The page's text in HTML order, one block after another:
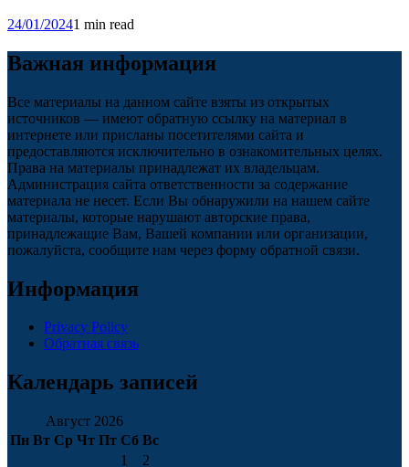
24/01/20241 min read
Важная информация
Все материалы на данном сайте взяты из открытых
источников — имеют обратную ссылку на материал в
интернете или присланы посетителями сайта и
предоставляются исключительно в ознакомительных целях.
Права на материалы принадлежат их владельцам.
Администрация сайта ответственности за содержание
материала не несет. Если Вы обнаружили на нашем сайте
материалы, которые нарушают авторские права,
принадлежащие Вам, Вашей компании или организации,
пожалуйста, сообщите нам через форму обратной связи.
Информация
Privacy Policy
Обратная связь
Календарь записей
Август 2026
Пн Вт Ср Чт Пт Сб Вс
1
2